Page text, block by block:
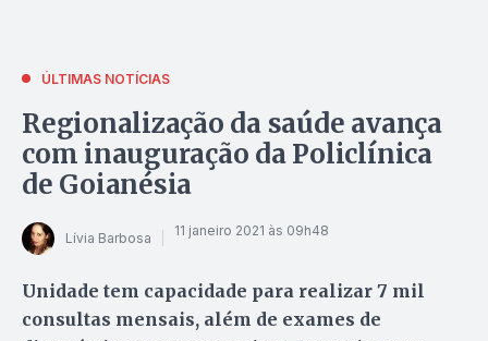
ÚLTIMAS NOTÍCIAS
Regionalização da saúde avança
com inauguração da Policlínica
de Goianésia
Lívia Barbosa 11 janeiro 2021 às 09h48
Unidade tem capacidade para realizar 7 mil
consultas mensais, além de exames de